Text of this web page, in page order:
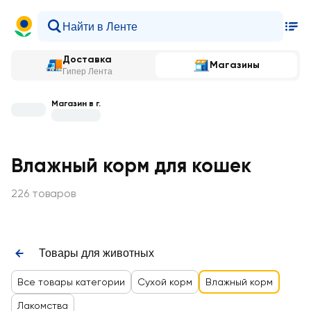
Доставка
Гипер Лента
Магазины
Магазин в г.
Влажный корм для кошек
226 товаров
Товары для животных
Все товары категории Сухой корм Влажный корм
Лакомства